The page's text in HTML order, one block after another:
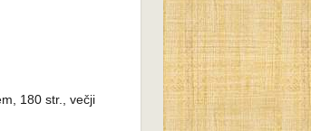
180 str., večji